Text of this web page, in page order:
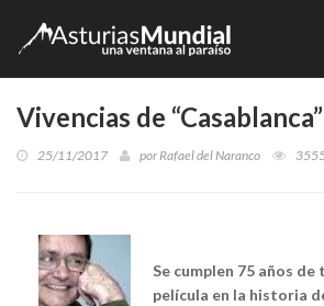
Vivencias de “Casablanca”
25/11/2017 porRafael del Naranco
Se cumplen 75 años
película en la historia